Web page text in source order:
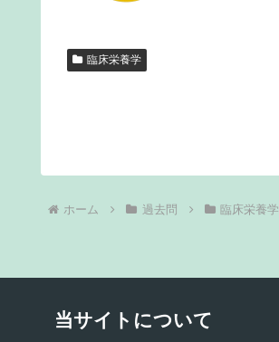
臨床栄養学
ホーム 過去問 臨床栄養学
当サイトについて